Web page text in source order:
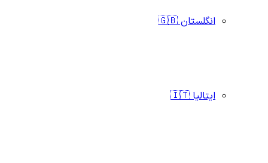
انگلستان 🇬🇧
ایتالیا 🇮🇹